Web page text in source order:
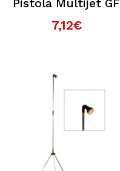
Pistola Multijet GF
7,12€